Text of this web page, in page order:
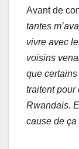
Avant de
tantes
vivre avec
voisins
que
traitent pour
Rwandais.
cause de ça